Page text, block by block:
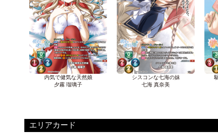
内気で健気な天然娘
夕霧 瑠璃子
シスコンな七海の妹
七海 真奈美
エリアカード